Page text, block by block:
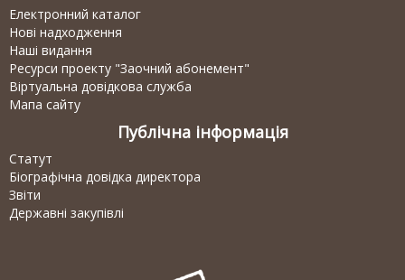
Електронний каталог
Нові надходження
Наші видання
Ресурси проекту "Заочний абонемент"
Віртуальна довідкова служба
Мапа сайту
Публічна інформація
Статут
Біографічна довідка директора
Звіти
Державні закупівлі